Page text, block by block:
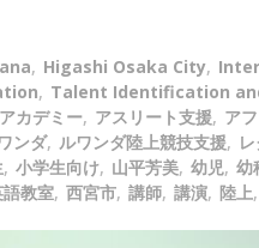
, Higashi Osaka City,
, Talent Identification
カデミー, アスリート支援, ア
ンダ, ルワンダ陸上競技支援,
, 小学生向け, 山平芳美, 幼児, 幼
教室, 西宮市, 講師, 講演, 陸上,